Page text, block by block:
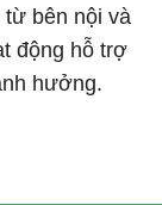
từ bên nội và
động hỗ trợ
hưởng.